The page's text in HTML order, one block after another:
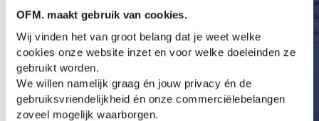
OFM. maakt gebruik van cookies.
Wij vinden het van groot belang dat je weet welke
cookies onze website inzet en voor welke doeleinden ze
gebruikt worden.
We willen namelijk graag én jouw privacy én de
gebruiksvriendelijkheid én onze commerciëlebelangen
zoveel mogelijk waarborgen.